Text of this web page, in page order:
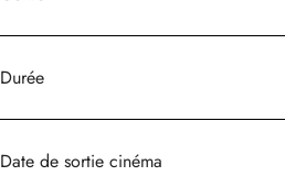
Durée
Date de sortie cinéma